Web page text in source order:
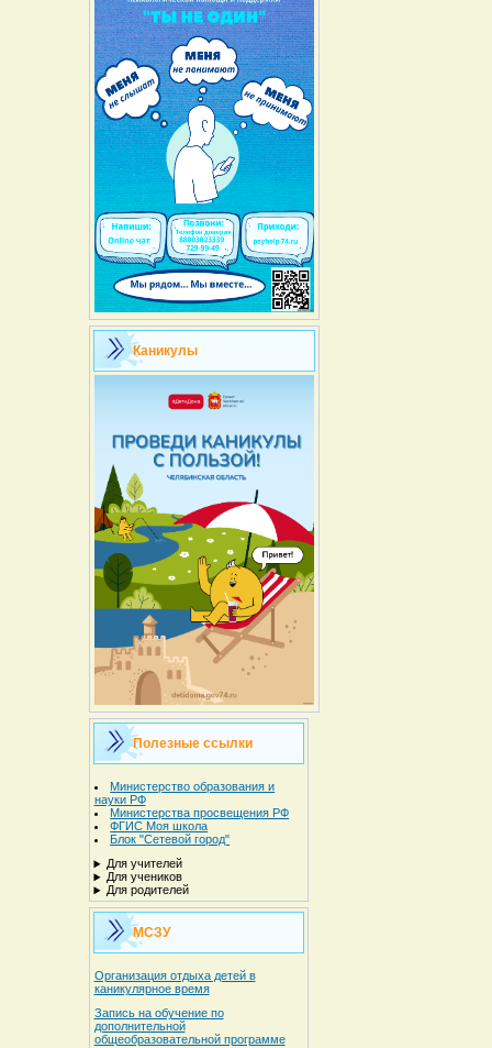
Каникулы
Полезные ссылки
Министерство образования и
науки РФ
Министерства просвещения РФ
ФГИС Моя школа
Блок "Сетевой город"
Для учителей
Для учеников
Для родителей
МСЗУ
Организация отдыха детей в
каникулярное время
Запись на обучение по
дополнительной
общеобразовательной программе